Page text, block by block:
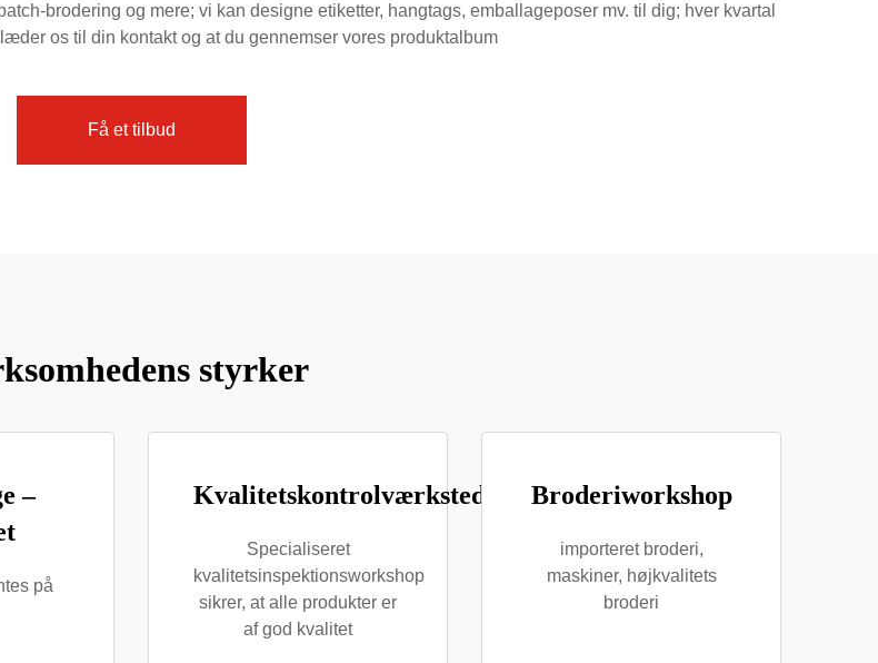
brodering og mere; vi kan designe etiketter, hangtags, emballageposer mv. til dig; hver kvartal
os til din kontakt og at du gennemser vores produktalbum
Få et tilbud
styrker
–
på
Kvalitetskontrolværksted
Specialiseret
kvalitetsinspektionsworkshop
sikrer, at alle produkter er
af god kvalitet
Broderiworkshop
importeret broderi,
maskiner, højkvalitets
broderi